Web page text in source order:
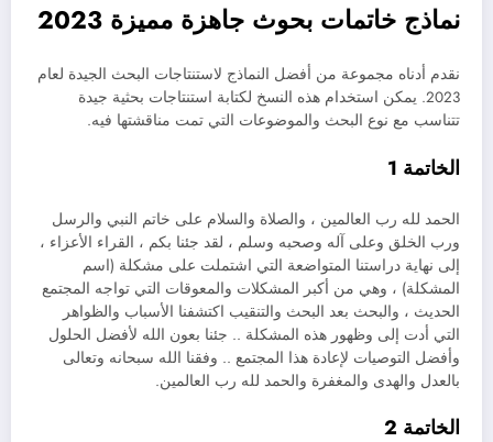
نماذج خاتمات بحوث جاهزة مميزة 2023
نقدم أدناه مجموعة من أفضل النماذج لاستنتاجات البحث الجيدة لعام
2023. يمكن استخدام هذه النسخ لكتابة استنتاجات بحثية جيدة
تتناسب مع نوع البحث والموضوعات التي تمت مناقشتها فيه.
الخاتمة 1
الحمد لله رب العالمين ، والصلاة والسلام على خاتم النبي والرسل
ورب الخلق وعلى آله وصحبه وسلم ، لقد جئنا بكم ، القراء الأعزاء ،
إلى نهاية دراستنا المتواضعة التي اشتملت على مشكلة (اسم
المشكلة) ، وهي من أكبر المشكلات والمعوقات التي تواجه المجتمع
الحديث ، والبحث بعد البحث والتنقيب اكتشفنا الأسباب والظواهر
التي أدت إلى وظهور هذه المشكلة .. جئنا بعون الله لأفضل الحلول
وأفضل التوصيات لإعادة هذا المجتمع .. وفقنا الله سبحانه وتعالى
بالعدل والهدى والمغفرة والحمد لله رب العالمين.
الخاتمة 2